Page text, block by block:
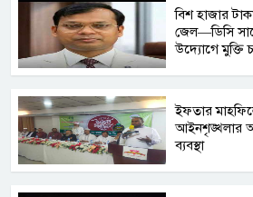
বিশ হাজার
জেল—ডিসি
উদ্যোগে মুক্তি
ইফতার
আইনশৃঙ্খলার
ব্যবস্থা